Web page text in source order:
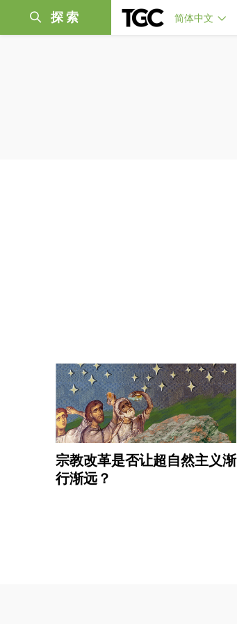
探索 简体中文
宗教改革是否让超自然主义渐
行渐远？